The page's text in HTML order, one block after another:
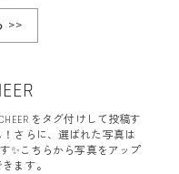
>>
をタグ付けして投稿す
さらに、選ばれた写真は
✨こちらから写真をアップ
ます。